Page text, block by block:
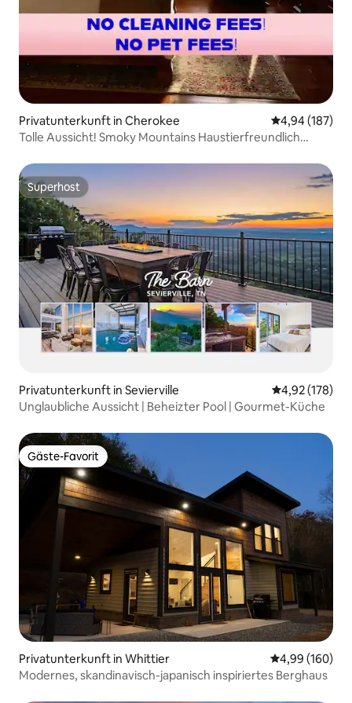
Privatunterkunft in Cherokee
4,94 (187)
Tolle Aussicht! Smoky Mountains Haustierfreundlich
Superhost
Superhost
Privatunterkunft in Sevierville
4,92 (178)
Unglaubliche Aussicht | Beheizter Pool | Gourmet-Küche
Gäste-Favorit
Gäste-Favorit
Privatunterkunft in Whittier
4,99 (160)
Modernes, skandinavisch-japanisch inspiriertes Berghaus